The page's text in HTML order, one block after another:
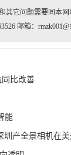
其它问题需要同本网
邮箱：
比改善
能
圳产全景相机在